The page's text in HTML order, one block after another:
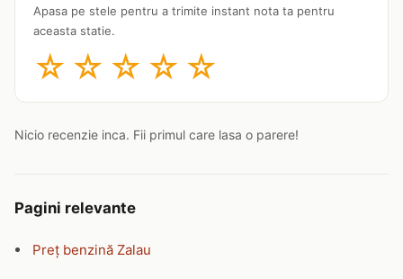
Apasa pe stele pentru a trimite instant nota ta pentru
aceasta statie.
☆ ☆ ☆ ☆ ☆
Nicio recenzie inca. Fii primul care lasa o parere!
Pagini relevante
Preț benzină Zalau